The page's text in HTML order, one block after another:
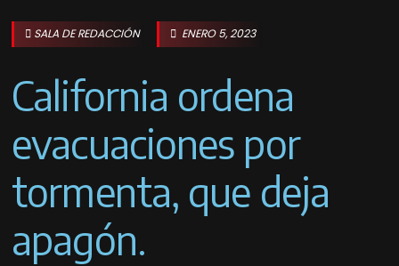
SALA DE REDACCIÓN ENERO 5, 2023
California ordena
evacuaciones por
tormenta, que deja
apagón.